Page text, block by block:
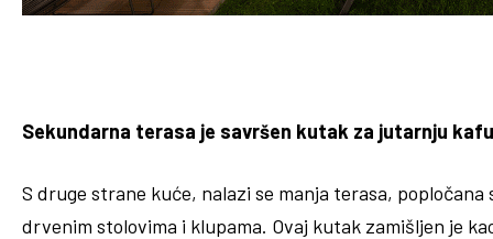
Sekundarna terasa je savršen kutak za jutarnju
S druge strane kuće, nalazi se manja terasa,
drvenim stolovima i klupama. Ovaj kutak zamišljen je